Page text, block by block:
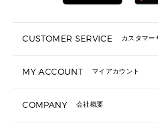
▶ 小物すべ
定期ケース・カードケー
サンダル
CUSTOMER SERVICE カスタマー
ギフト用にラッピングができますか？
ショッピングバッグを購入商品分送
注文後に完了メールが受信できないの
MY ACCOUNT マイアカウント
COMPANY 会社概要